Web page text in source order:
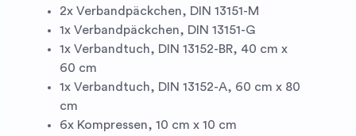
2x Verbandpäckchen, DIN 13151-M
1x Verbandpäckchen, DIN 13151-G
1x Verbandtuch, DIN 13152-BR, 40 cm x
60 cm
1x Verbandtuch, DIN 13152-A, 60 cm x 80
cm
6x Kompressen, 10 cm x 10 cm